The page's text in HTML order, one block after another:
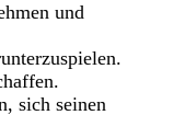
und
sich seinen